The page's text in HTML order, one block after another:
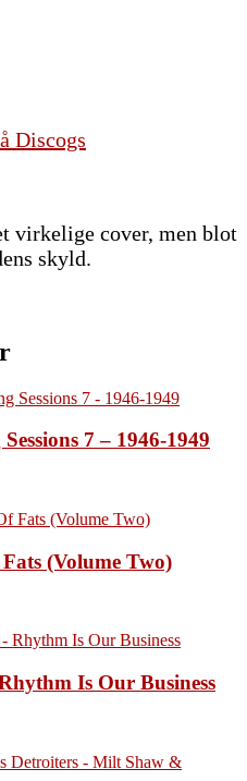
Discogs
virkelige cover, men blot
skyld.
7 – 1946-1949
(Volume Two)
Is Our Business